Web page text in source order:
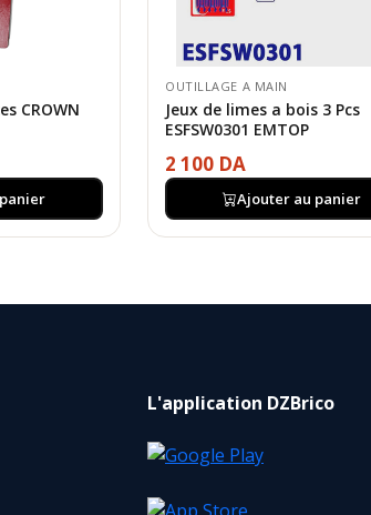
CROWN
OUTILLAGE A MAIN
Jeux de limes a bois 3 Pcs
ESFSW0301 EMTOP
2 100 DA
Ajouter au panier
L'application DZBrico